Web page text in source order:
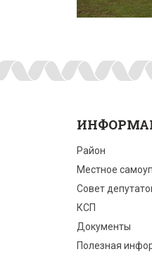
Район
Местное
Совет
КСП
Документы
Полезная